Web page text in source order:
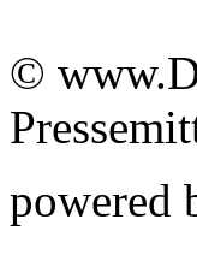
©
powered